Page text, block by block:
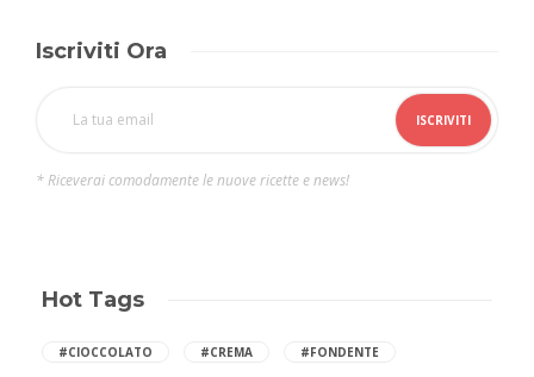
Iscriviti Ora
* Riceverai comodamente le nuove ricette e news!
Hot Tags
#CIOCCOLATO #CREMA #FONDENTE